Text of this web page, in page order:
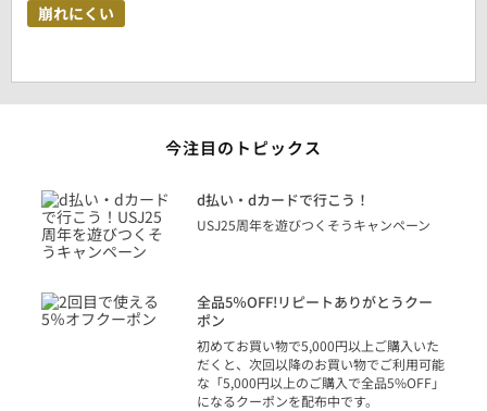
崩れにくい
今注目のトピックス
d払い・dカードで行こう！
USJ25周年を遊びつくそうキャンペーン
全品5％OFF!リピートありがとうクー
ポン
初めてお買い物で5,000円以上ご購入いた
だくと、次回以降のお買い物でご利用可能
な「5,000円以上のご購入で全品5%OFF」
になるクーポンを配布中です。